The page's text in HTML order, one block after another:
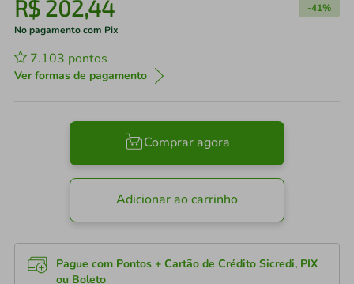
R$ 202,44 -41%
No pagamento com Pix
7.103 pontos
Ver formas de pagamento
Comprar agora
Adicionar ao carrinho
Pague com Pontos + Cartão de Crédito Sicredi, PIX
ou Boleto